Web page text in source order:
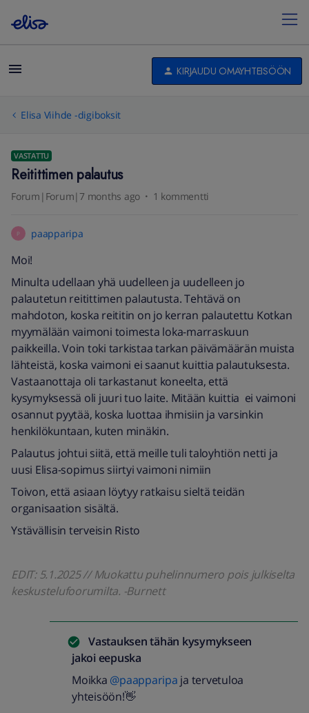
KIRJAUDU OMAYHTEISÖÖN
Elisa Viihde -digiboksit
VASTATTU
Reitittimen palautus
Forum|Forum|7 months ago 1 kommentti
P paapparipa
Moi!
Minulta udellaan yhä uudelleen ja uudelleen jo
palautetun reitittimen palautusta. Tehtävä on
mahdoton, koska reititin on jo kerran palautettu Kotkan
myymälään vaimoni toimesta loka-marraskuun
paikkeilla. Voin toki tarkistaa tarkan päivämäärän muista
lähteistä, koska vaimoni ei saanut kuittia palautuksesta.
Vastaanottaja oli tarkastanut koneelta, että
kysymyksessä oli juuri tuo laite. Mitään kuittia ei vaimoni
osannut pyytää, koska luottaa ihmisiin ja varsinkin
henkilökuntaan, kuten minäkin.
Palautus johtui siitä, että meille tuli taloyhtiön netti ja
uusi Elisa-sopimus siirtyi vaimoni nimiin
Toivon, että asiaan löytyy ratkaisu sieltä teidän
organisaation sisältä.
Ystävällisin terveisin Risto
EDIT: 5.1.2025 // Muokattu puhelinnumero pois julkiselta
keskustelufoorumilta. -Burnett
Vastauksen tähän kysymykseen
jakoi eepuska
Moikka ​ @paapparipa ja tervetuloa
yhteisöön!👋